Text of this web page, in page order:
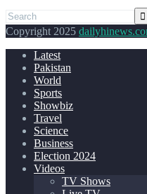
Copyright 2025
Latest
Pakistan
World
Sports
Showbiz
Travel
Science
Business
Election 2024
Videos
TV Shows